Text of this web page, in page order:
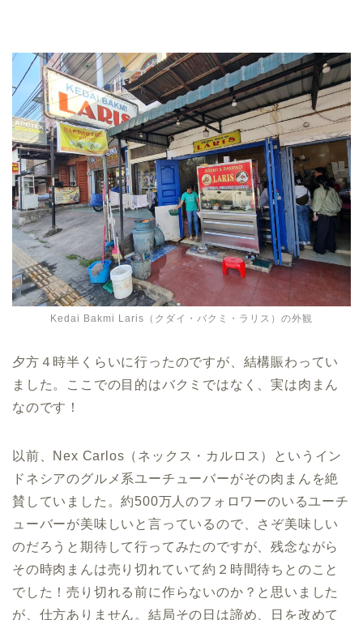
Kedai Bakmi Laris（クダイ・バクミ・ラリス）の外観
夕方４時半くらいに行ったのですが、結構賑わってい
ました。ここでの目的はバクミではなく、実は肉まん
なのです！
以前、Nex Carlos（ネックス・カルロス）というイン
ドネシアのグルメ系ユーチューバーがその肉まんを絶
賛していました。約500万人のフォロワーのいるユーチ
ューバーが美味しいと言っているので、さぞ美味しい
のだろうと期待して行ってみたのですが、残念ながら
その時肉まんは売り切れていて約２時間待ちとのこと
でした！売り切れる前に作らないのか？と思いました
が、仕方ありません。結局その日は諦め、日を改めて